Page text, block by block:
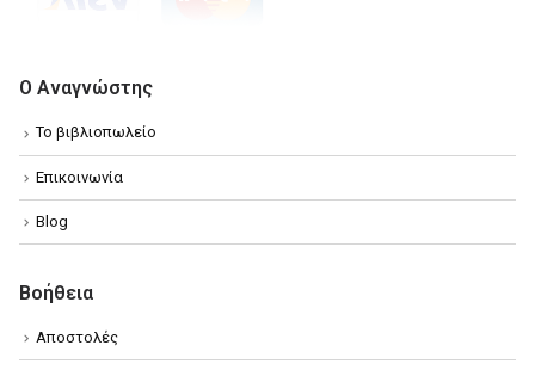
Ο Αναγνώστης
Το βιβλιοπωλείο
Επικοινωνία
Blog
Βοήθεια
Αποστολές